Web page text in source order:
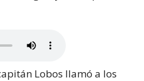
Lobos llamó a los